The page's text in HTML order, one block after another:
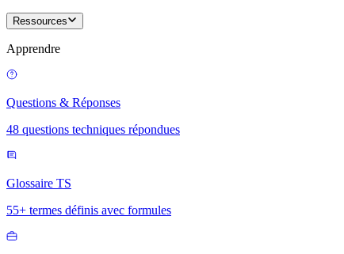
Ressources
Apprendre
Questions & Réponses
48 questions techniques répondues
Glossaire TS
55+ termes définis avec formules